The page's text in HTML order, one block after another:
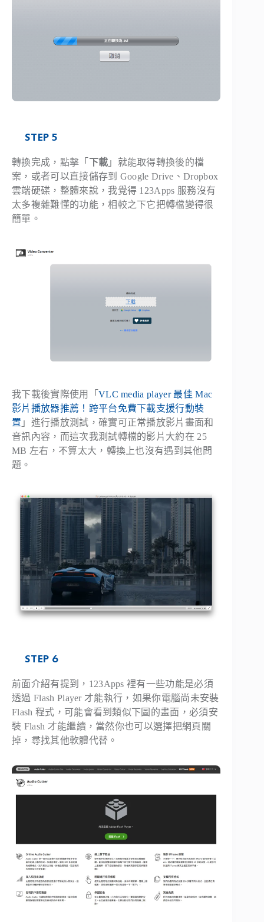
STEP 5
轉換完成，點擊「 下載 」就能取得轉換後的檔
案，或者可以直接儲存到 Google Drive、Dropbox
雲端硬碟，整體來說，我覺得 123Apps 服務沒有
太多複雜難懂的功能，相較之下它把轉檔變得很
簡單。
我下載後實際使用「 VLC media player 最佳 Mac
影片播放器推薦！跨平台免費下載支援行動裝
置 」進行播放測試，確實可正常播放影片畫面和
音訊內容，而這次我測試轉檔的影片大約在 25
MB 左右，不算太大，轉換上也沒有遇到其他問
題。
STEP 6
前面介紹有提到，123Apps 裡有一些功能是必須
透過 Flash Player 才能執行，如果你電腦尚未安裝
Flash 程式，可能會看到類似下圖的畫面，必須安
裝 Flash 才能繼續，當然你也可以選擇把網頁關
掉，尋找其他軟體代替。